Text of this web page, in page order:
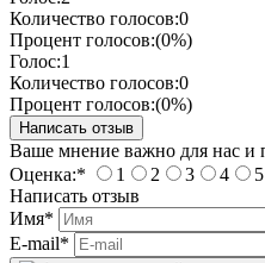
Количество голосов:0
Процент голосов:(0%)
Голос:1
Количество голосов:0
Процент голосов:(0%)
Ваше мнение важно для нас и
Оценка:* 1 2 3 4
5
Написать отзыв
Имя*
E-mail*